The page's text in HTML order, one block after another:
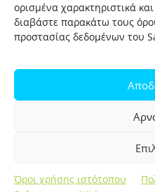
ορισμένα χαρακτηριστικά
διαβάστε παρακάτω τους
προστασίας δεδομένων του
Όροι χρήσης ιστότοπου
Πολιτική προστασίας
Πολιτική Προστασίας
Help-
Σελίδα